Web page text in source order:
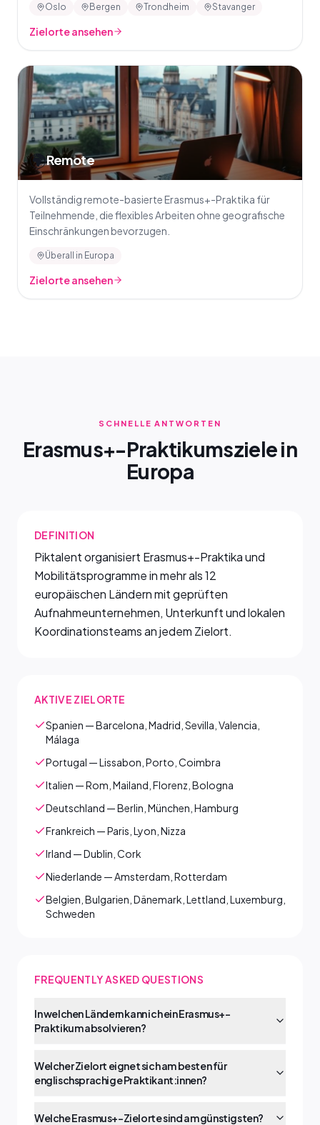
Oslo Bergen Trondheim Stavanger
Zielorte ansehen
🌍Remote
Vollständig remote-basierte Erasmus+-Praktika für
Teilnehmende, die flexibles Arbeiten ohne geografische
Einschränkungen bevorzugen.
Überall in Europa
Zielorte ansehen
SCHNELLE ANTWORTEN
Erasmus+-Praktikumsziele in
Europa
DEFINITION
Piktalent organisiert Erasmus+-Praktika und
Mobilitätsprogramme in mehr als 12
europäischen Ländern mit geprüften
Aufnahmeunternehmen, Unterkunft und lokalen
Koordinationsteams an jedem Zielort.
AKTIVE ZIELORTE
Spanien — Barcelona, Madrid, Sevilla, Valencia,
Málaga
Portugal — Lissabon, Porto, Coimbra
Italien — Rom, Mailand, Florenz, Bologna
Deutschland — Berlin, München, Hamburg
Frankreich — Paris, Lyon, Nizza
Irland — Dublin, Cork
Niederlande — Amsterdam, Rotterdam
Belgien, Bulgarien, Dänemark, Lettland, Luxemburg,
Schweden
FREQUENTLY ASKED QUESTIONS
In welchen Ländern kann ich ein Erasmus+-
Praktikum absolvieren?
Welcher Zielort eignet sich am besten für
englischsprachige Praktikant:innen?
Welche Erasmus+-Zielorte sind am günstigsten?